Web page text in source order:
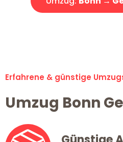
Erfahrene & günstige
Umzug Bonn